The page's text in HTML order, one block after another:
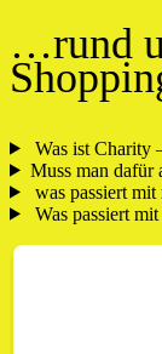
…rund
Was ist Charity
Muss man dafür
was passiert
Was passiert